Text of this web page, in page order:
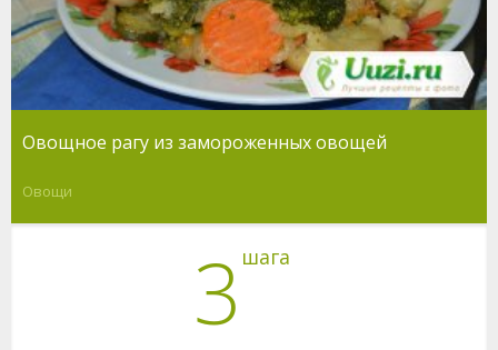
Овощное рагу из замороженных овощей
Овощи
3 шага